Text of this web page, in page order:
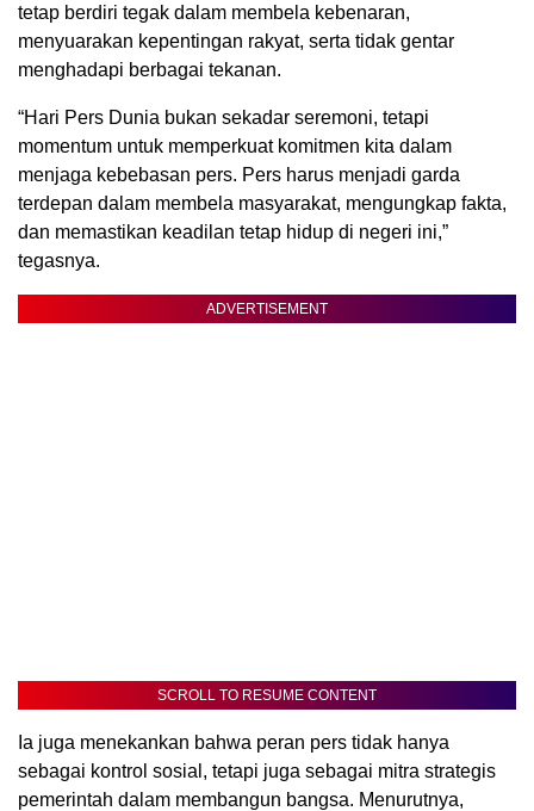
tetap berdiri tegak dalam membela kebenaran,
menyuarakan kepentingan rakyat, serta tidak gentar
menghadapi berbagai tekanan.
“Hari Pers Dunia bukan sekadar seremoni, tetapi
momentum untuk memperkuat komitmen kita dalam
menjaga kebebasan pers. Pers harus menjadi garda
terdepan dalam membela masyarakat, mengungkap fakta,
dan memastikan keadilan tetap hidup di negeri ini,”
tegasnya.
ADVERTISEMENT
SCROLL TO RESUME CONTENT
Ia juga menekankan bahwa peran pers tidak hanya
sebagai kontrol sosial, tetapi juga sebagai mitra strategis
pemerintah dalam membangun bangsa. Menurutnya,